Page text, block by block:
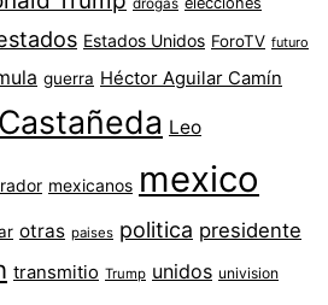
drogas
Estados Unidos ForoTV futuro
guerra Héctor Aguilar Camín
Leo
mexicanos mexico
otras paises politica presidente
transmitio Trump unidos univision